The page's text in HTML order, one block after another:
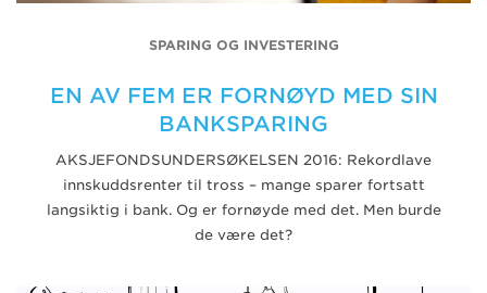
SPARING OG INVESTERING
EN AV FEM ER FORNØYD MED SIN
BANKSPARING
AKSJEFONDSUNDERSØKELSEN 2016: Rekordlave
innskuddsrenter til tross – mange sparer fortsatt
langsiktig i bank. Og er fornøyde med det. Men burde
de være det?